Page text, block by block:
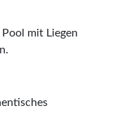
mit Liegen